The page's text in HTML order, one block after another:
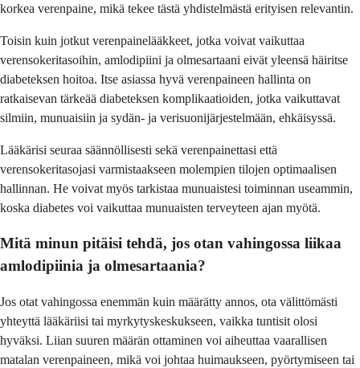
korkea verenpaine, mikä tekee tästä yhdistelmästä erityisen relevantin.
Toisin kuin jotkut verenpainelääkkeet, jotka voivat vaikuttaa
verensokeritasoihin, amlodipiini ja olmesartaani eivät yleensä häiritse
diabeteksen hoitoa. Itse asiassa hyvä verenpaineen hallinta on
ratkaisevan tärkeää diabeteksen komplikaatioiden, jotka vaikuttavat
silmiin, munuaisiin ja sydän- ja verisuonijärjestelmään, ehkäisyssä.
Lääkärisi seuraa säännöllisesti sekä verenpainettasi että
verensokeritasojasi varmistaakseen molempien tilojen optimaalisen
hallinnan. He voivat myös tarkistaa munuaistesi toiminnan useammin,
koska diabetes voi vaikuttaa munuaisten terveyteen ajan myötä.
Mitä minun pitäisi tehdä, jos otan vahingossa liikaa
amlodipiinia ja olmesartaania?
Jos otat vahingossa enemmän kuin määrätty annos, ota välittömästi
yhteyttä lääkäriisi tai myrkytyskeskukseen, vaikka tuntisit olosi
hyväksi. Liian suuren määrän ottaminen voi aiheuttaa vaarallisen
matalan verenpaineen, mikä voi johtaa huimaukseen, pyörtymiseen tai